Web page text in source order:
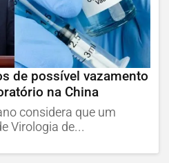
de possível vazamento
na China
considera que um
Virologia de...